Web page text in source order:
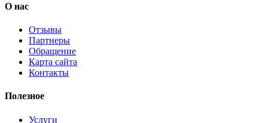
О нас
Отзывы
Партнеры
Обращение
Карта сайта
Контакты
Полезное
Услуги